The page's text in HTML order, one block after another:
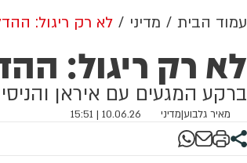
עמוד הבית מדיני לא רק ריגול:
לא רק ריגול:
ברקע המגעים עם איראן
מאיר גלבוע|מדיני 10.06.26 | 15:51